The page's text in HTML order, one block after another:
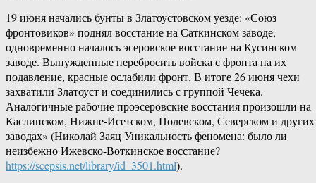
19 июня начались бунты в Златоустовском уезде: «Союз
фронтовиков» поднял восстание на Саткинском заводе,
одновременно началось эсеровское восстание на Кусинском
заводе. Вынужденные перебросить войска с фронта на их
подавление, красные ослабили фронт. В итоге 26 июня чехи
захватили Златоуст и соединились с группой Чечека.
Аналогичные рабочие проэсеровские восстания произошли на
Каслинском, Нижне-Исетском, Полевском, Северском и других
заводах» (Николай Заяц Уникальность феномена: было ли
неизбежно Ижевско-Воткинское восстание?
https://scepsis.net/library/id_3501.html).